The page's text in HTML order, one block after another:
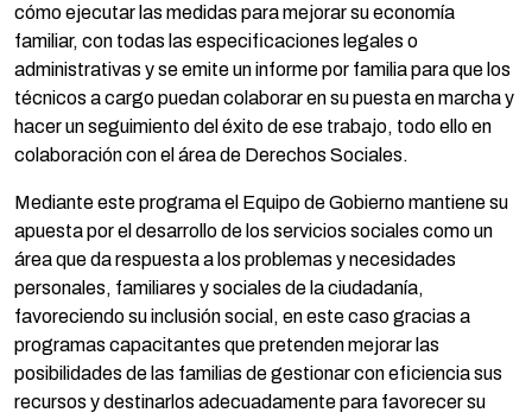
cómo ejecutar las medidas para mejorar su economía
familiar, con todas las especificaciones legales o
administrativas y se emite un informe por familia para que los
técnicos a cargo puedan colaborar en su puesta en marcha y
hacer un seguimiento del éxito de ese trabajo, todo ello en
colaboración con el área de Derechos Sociales.
Mediante este programa el Equipo de Gobierno mantiene su
apuesta por el desarrollo de los servicios sociales como un
área que da respuesta a los problemas y necesidades
personales, familiares y sociales de la ciudadanía,
favoreciendo su inclusión social, en este caso gracias a
programas capacitantes que pretenden mejorar las
posibilidades de las familias de gestionar con eficiencia sus
recursos y destinarlos adecuadamente para favorecer su